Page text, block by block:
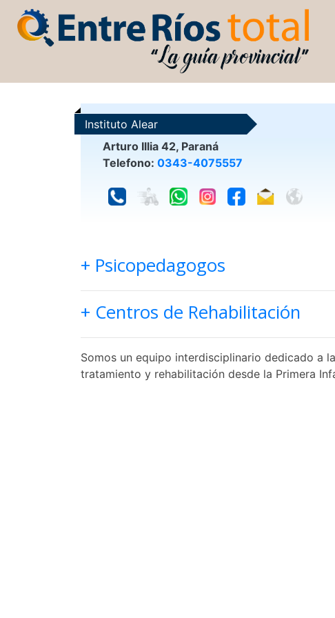
Instituto Alear
Arturo Illia 42, Paraná
Telefono: 0343-4075557
+ Psicopedagogos
+ Centros de Rehabilitación
Somos un equipo interdisciplinario dedicado a
tratamiento y rehabilitación desde la Primera